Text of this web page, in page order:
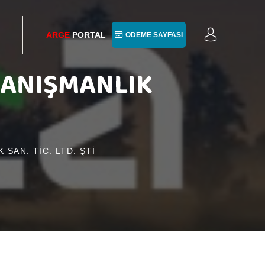
ARGEPORTAL ÖDEME SAYFASI
SAN. TİC. LTD. ŞTİ